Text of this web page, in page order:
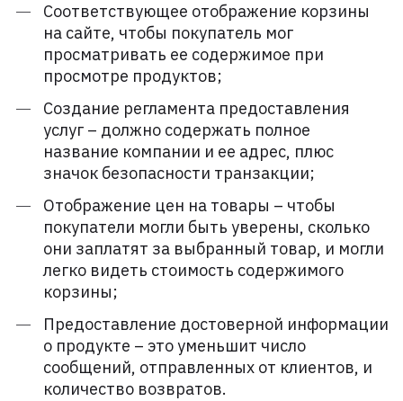
Соответствующее отображение корзины
на сайте, чтобы покупатель мог
просматривать ее содержимое при
просмотре продуктов;
Создание регламента предоставления
услуг – должно содержать полное
название компании и ее адрес, плюс
значок безопасности транзакции;
Отображение цен на товары – чтобы
покупатели могли быть уверены, сколько
они заплатят за выбранный товар, и могли
легко видеть стоимость содержимого
корзины;
Предоставление достоверной информации
о продукте – это уменьшит число
сообщений, отправленных от клиентов, и
количество возвратов.